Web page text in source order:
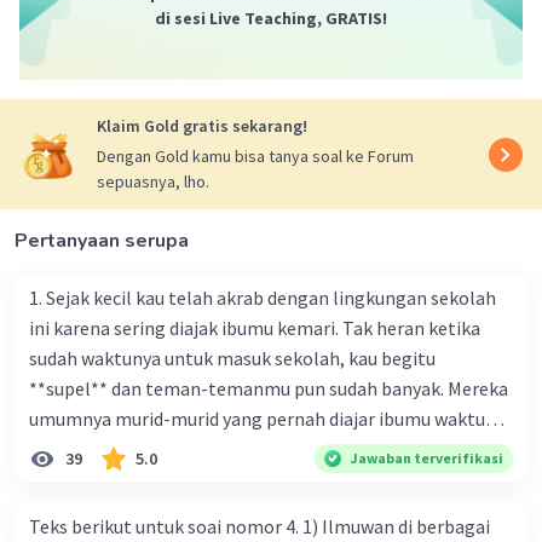
28. Informasi yang sesuai dengan isi paragraf terakhir
Jawaban: c. kebijakan dan sikap tegas pemerintah
menguntungkan semua pihak
Penjelasan: Paragraf terakhir teks diskusi tersebut
menekankan pentingnya peran pemerintah dalam
membuat kebijakan yang dapat memberikan
keuntungan bagi semua pihak dan tidak merugikan
29. Berikut istilah yang digunakan pada teks tersebut,
kecuali...
Jawaban: d. eksplorasi
Penjelasan: Istilah "eksplorasi" tidak digunakan dalam
teks diskusi tersebut.
30. Pertanyaan yang sesuai dengan isi paragraf kedua
Jawaban: a. Apa dampak terjadinya kebakaran hutan?
di sesi Live Teaching, GRATIS!
Klaim Gold gratis sekarang!
Dengan Gold kamu bisa tanya soal ke Forum
sepuasnya, lho.
Pertanyaan serupa
1. Sejak kecil kau telah akrab dengan lingkungan sekolah
ini karena sering diajak ibumu kemari. Tak heran ketika
sudah waktunya untuk masuk sekolah, kau begitu
**supel** dan teman-temanmu pun sudah banyak. Mereka
umumnya murid-murid yang pernah diajar ibumu waktu
kelas satu. Sedangkan aku? Aku waktu itu baru saja pindah
ke kota kecil ini. Makna kata bercetak tebal dalam kutipan
39 5.0 Jawaban terverifikasi
Teks berikut untuk soai nomor 4. 1) Ilmuwan di berbagai